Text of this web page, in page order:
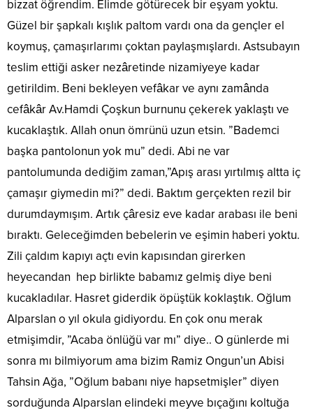
bizzat öğrendim. Elimde götürecek bir eşyam yoktu.
Güzel bir şapkalı kışlık paltom vardı ona da gençler el
koymuş, çamaşırlarımı çoktan paylaşmışlardı. Astsubayın
teslim ettiği asker nezâretinde nizamiyeye kadar
getirildim. Beni bekleyen vefâkar ve aynı zamânda
cefâkâr Av.Hamdi Çoşkun burnunu çekerek yaklaştı ve
kucaklaştık. Allah onun ömrünü uzun etsin. ”Bademci
başka pantolonun yok mu” dedi. Abi ne var
pantolumunda dediğim zaman,”Apış arası yırtılmış altta iç
çamaşır giymedin mi?” dedi. Baktım gerçekten rezil bir
durumdaymışım. Artık çâresiz eve kadar arabası ile beni
bıraktı. Geleceğimden bebelerin ve eşimin haberi yoktu.
Zili çaldım kapıyı açtı evin kapısından girerken
heyecandan hep birlikte babamız gelmiş diye beni
kucakladılar. Hasret giderdik öpüştük koklaştık. Oğlum
Alparslan o yıl okula gidiyordu. En çok onu merak
etmişimdir, ”Acaba önlüğü var mı” diye.. O günlerde mi
sonra mı bilmiyorum ama bizim Ramiz Ongun’un Abisi
Tahsin Ağa, ”Oğlum babanı niye hapsetmişler” diyen
sorduğunda Alparslan elindeki meyve bıçağını koltuğa